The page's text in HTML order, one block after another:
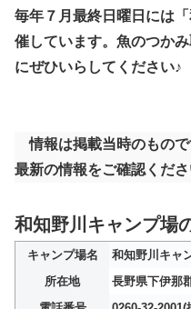
毎年７月最終日曜日には
催しています。魚のつか
にぜひいらしてください♪
情報は掲載当時のもの
最新の情報をご確認くださ
和知野川キャンプ場
キャンプ場名
和知野川キャ
所在地
長野県下伊那